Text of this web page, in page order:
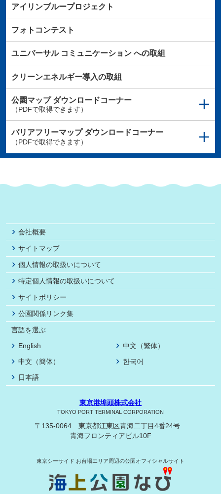
アイリンブループロジェクト
フォトコンテスト
ユニバーサルコミュニケーションへの取組
クリーンエネルギー導入の取組
公園マップダウンロードコーナー
（PDFで取得できます）
バリアフリーマップダウンロードコーナー
（PDFで取得できます）
会社概要
サイトマップ
個人情報の取扱いについて
特定個人情報の取扱いについて
サイトポリシー
公園関係リンク集
言語を選ぶ
English
中文（繁体）
中文（簡体）
한국어
日本語
東京港埠頭株式会社
TOKYO PORT TERMINAL CORPORATION
〒135-0064 東京都江東区青海二丁目4番24号
青海フロンティアビル10F
東京シーサイド お台場エリア周辺の公園オフィシャルサイト